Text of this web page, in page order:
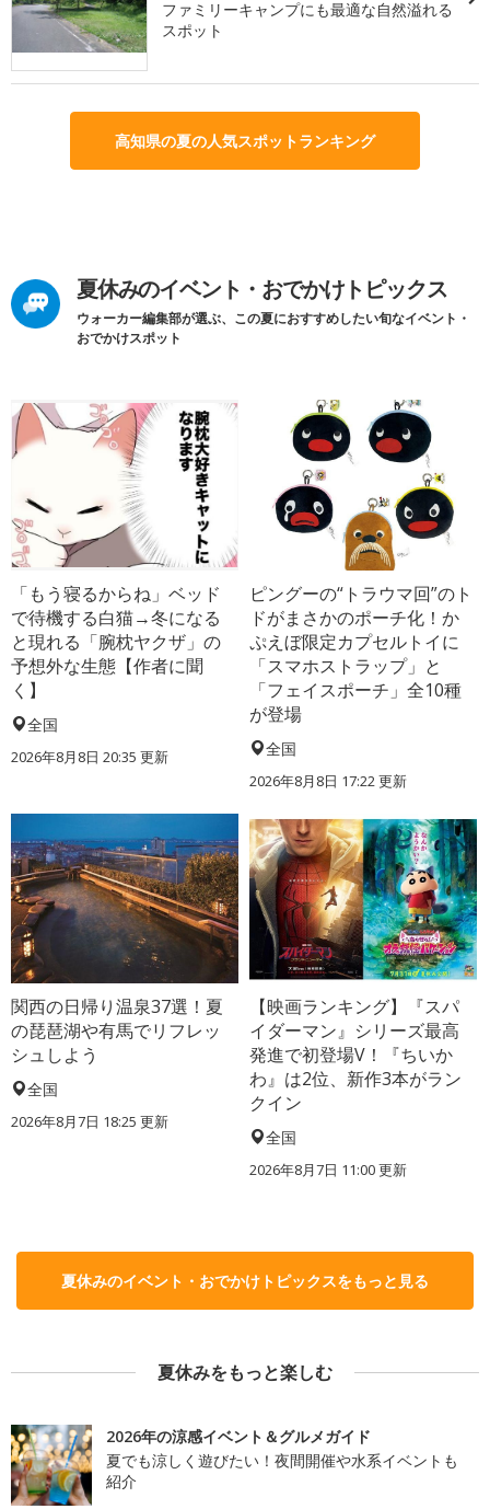
ファミリーキャンプにも最適な自然溢れる
スポット
高知県の夏の人気スポットランキング
夏休みのイベント・おでかけトピックス
ウォーカー編集部が選ぶ、この夏におすすめしたい旬なイベント・
おでかけスポット
「もう寝るからね」ベッド
で待機する白猫→冬になる
と現れる「腕枕ヤクザ」の
予想外な生態【作者に聞
く】
全国
2026年8月8日 20:35 更新
ピングーの“トラウマ回”のト
ドがまさかのポーチ化！か
ぷえぼ限定カプセルトイに
「スマホストラップ」と
「フェイスポーチ」全10種
が登場
全国
2026年8月8日 17:22更新
関西の日帰り温泉37選！夏
の琵琶湖や有馬でリフレッ
シュしよう
全国
2026年8月7日 18:25 更新
【映画ランキング】『スパ
イダーマン』シリーズ最高
発進で初登場V！『ちいか
わ』は2位、新作3本がラン
クイン
全国
2026年8月7日 11:00更新
夏休みのイベント・おでかけトピックスをもっと見る
夏休みをもっと楽しむ
2026年の涼感イベント＆グルメガイド
夏でも涼しく遊びたい！夜間開催や水系イベントも
紹介